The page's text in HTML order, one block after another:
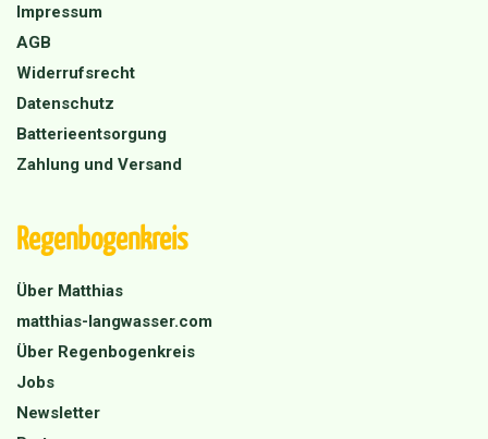
Impressum
AGB
Widerrufsrecht
Datenschutz
Batterieentsorgung
Zahlung und Versand
Regenbogenkreis
Über Matthias
matthias-langwasser.com
Über Regenbogenkreis
Jobs
Newsletter